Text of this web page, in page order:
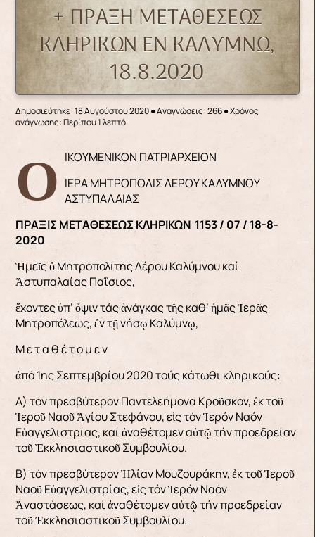
+ ΠΡΑΞΗ ΜΕΤΑΘΕΣΕΩΣ
ΚΛΗΡΙΚΩΝ ΕΝ ΚΑΛΥΜΝΩ,
18.8.2020
Δημοσιεύτηκε: 18 Αυγούστου 2020●Αναγνώσεις: 266● Χρόνος
ανάγνωσης: Περίπου 1 λεπτό
ΟΙΚΟΥΜΕΝΙΚΟΝ ΠΑΤΡΙΑΡΧΕΙΟΝ
ΙΕΡΑ ΜΗΤΡΟΠΟΛΙΣ ΛΕΡΟΥ ΚΑΛΥΜΝΟΥ
ΑΣΤΥΠΑΛΑΙΑΣ
ΠΡΑΞΙΣ ΜΕΤΑΘΕΣΕΩΣ ΚΛΗΡΙΚΩΝ 1153 / 07 / 18-8-
2020
Ἡμεῖς ὁ Μητροπολίτης Λέρου Καλύμνου καί
Ἀστυπαλαίας Παΐσιος,
ἔχοντες ὑπ’ ὅψιν τάς ἀνάγκας τῆς καθ’ ἡμᾶς Ἱερᾶς
Μητροπόλεως, ἐν τῇ νήσῳ Καλύμνῳ,
Μ ε τ α θ έ τ ο μ ε ν
ἀπό 1ης Σεπτεμβρίου 2020 τούς κάτωθι κληρικούς:
Α) τόν πρεσβύτερον Παντελεήμονα Κροῦσκον, ἐκ τοῦ
Ἱεροῦ Ναοῦ Ἁγίου Στεφάνου, εἰς τόν Ἱερόν Ναόν
Εὐαγγελιστρίας, καί ἀναθέτομεν αὐτῷ τήν προεδρείαν
τοῦ Ἐκκλησιαστικοῦ Συμβουλίου.
Β) τόν πρεσβύτερον Ἠλίαν Μουζουράκην, ἐκ τοῦ Ἱεροῦ
Ναοῦ Εὐαγγελιστρίας, εἰς τόν Ἱερόν Ναόν
Ἀναστάσεως, καί ἀναθέτομεν αὐτῷ τήν προεδρείαν
τοῦ Ἐκκλησιαστικοῦ Συμβουλίου.